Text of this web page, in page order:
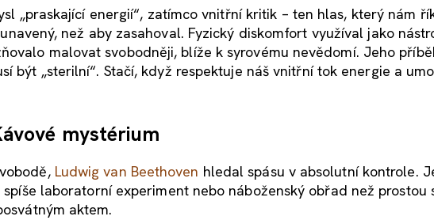
„praskající energií“, zatímco vnitřní kritik – ten hlas, který nám
než aby zasahoval. Fyzický diskomfort využíval jako
malovat svobodněji, blíže k syrovému nevědomí. Jeho
být „sterilní“. Stačí, když respektuje náš vnitřní tok energie a
mystérium
Ludwig van Beethoven hledal spásu v absolutní kontrole.
laboratorní experiment nebo náboženský obřad než prostou
aktem.